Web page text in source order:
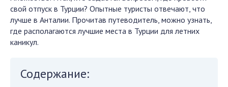
свой отпуск в Турции? Опытные туристы отвечают, что
лучше в Анталии. Прочитав путеводитель, можно узнать,
где располагаются лучшие места в Турции для летних
каникул.
Содержание: